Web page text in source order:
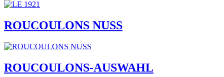
ROUCOULONS NUSS
ROUCOULONS-AUSWAHL